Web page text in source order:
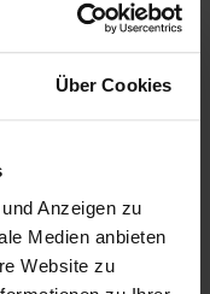
Über Cookies
Anzeigen zu
Medien anbieten
Website zu